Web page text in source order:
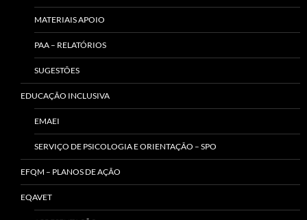
MATERIAIS APOIO
PAA – RELATÓRIOS
SUGESTÕES
EDUCAÇÃO INCLUSIVA
EMAEI
SERVIÇO DE PSICOLOGIA E ORIENTAÇÃO – SPO
EFQM – PLANOS DE AÇÃO
EQAVET